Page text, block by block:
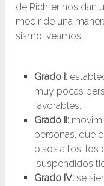
de Richter nos dan
medir de una
sismo, veamos:
Grado I:
muy pocas
favorables.
Grado II:
personas, que
pisos altos, los
suspendidos
Grado IV:se